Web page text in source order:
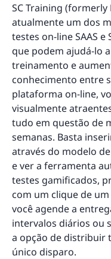
SC Training (formerly
atualmente um dos
testes on-line SAAS
que podem ajudá-lo
treinamento e
conhecimento entre
plataforma on-line,
visualmente
tudo em questão de
semanas. Basta
através do modelo
e ver a ferramenta
testes gamificados,
com um clique de
você agende a
intervalos diários ou
a opção de distribuir
único disparo.